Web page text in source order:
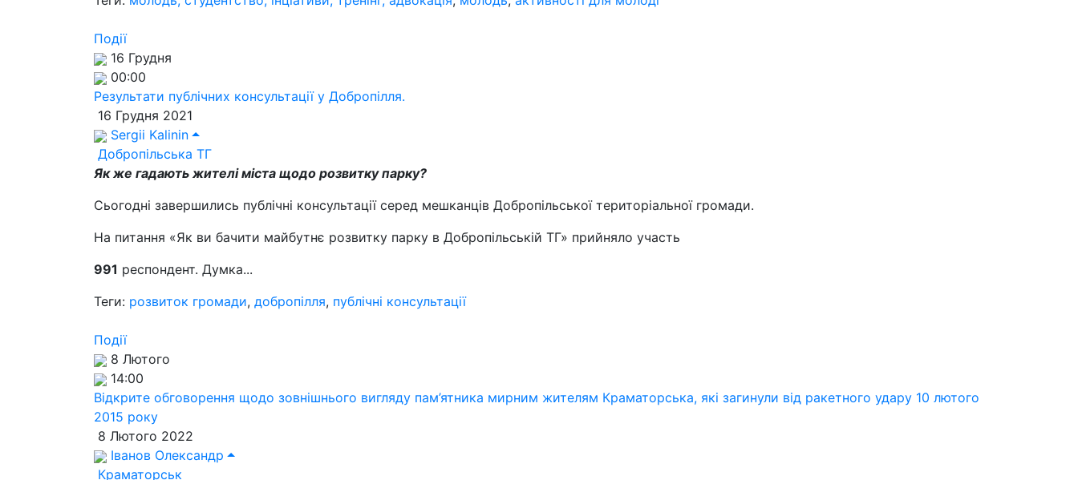
Події
16 Грудня
00:00
Результати публічних консультації у Добропілля.
16 Грудня 2021
Sergii Kalinin
Добропільська ТГ
Як же гадають жителі міста щодо розвитку парку?
Сьогодні завершились публічні консультації серед мешканців Добропільської територіальної громади.
На питання «Як ви бачити майбутнє розвитку парку в Добропільській ТГ» прийняло участь
991 респондент. Думка...
Теги: розвиток громади, добропілля, публічні консультації
Події
8 Лютого
14:00
Відкрите обговорення щодо зовнішнього вигляду пам’ятника мирним жителям Краматорська, які загинули від ракетного удару 10 лютого
2015 року
8 Лютого 2022
Іванов Олександр
Краматорськ